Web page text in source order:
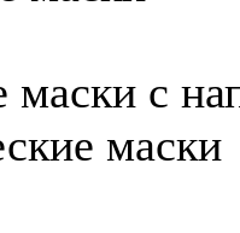
маски с
маски